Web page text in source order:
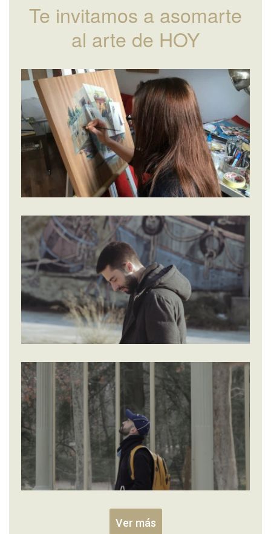
Te invitamos a asomarte
al arte de HOY
Ver más